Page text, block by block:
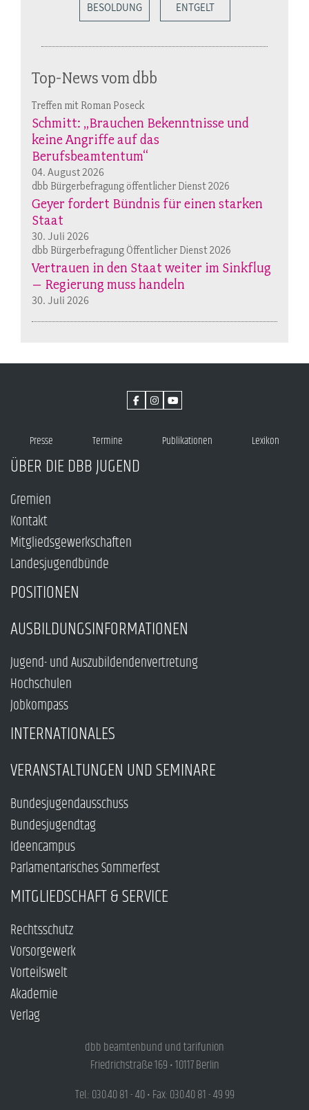
BESOLDUNG ENTGELT
Top-News vom dbb
Treffen mit Roman Poseck
Schmitt: „Brauchen Bekenntnisse und
keine Angriffe auf das
Berufsbeamtentum“
04. August 2026
dbb Bürgerbefragung öffentlicher Dienst 2026
Geyer fordert Bündnis für einen starken
Staat
30. Juli 2026
dbb Bürgerbefragung Öffentlicher Dienst 2026
Vertrauen in den Staat weiter im Sinkflug
– Regierung muss handeln
30. Juli 2026
Presse Termine Publikationen Lexikon
ÜBER DIE DBB JUGEND
Gremien
Kontakt
Mitgliedsgewerkschaften
Landesjugendbünde
POSITIONEN
AUSBILDUNGSINFORMATIONEN
Jugend- und Auszubildendenvertretung
Hochschulen
Jobkompass
INTERNATIONALES
VERANSTALTUNGEN UND SEMINARE
Bundesjugendausschuss
Bundesjugendtag
Ideencampus
Parlamentarisches Sommerfest
MITGLIEDSCHAFT & SERVICE
Rechtsschutz
Vorsorgewerk
Vorteilswelt
Akademie
Verlag
dbb beamtenbund und tarifunion
Friedrichstraße 169 • 10117 Berlin
Tel.: 030.40 81 - 40 • Fax: 030.40 81 - 49 99